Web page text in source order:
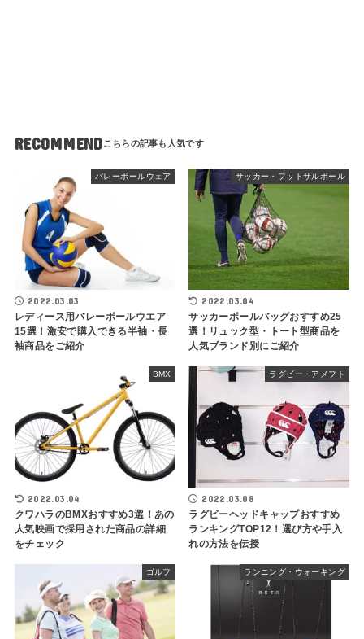
RECOMMEND
バレーボールウェア
2022.03.03
レディース用バレーボールウエア
15選！激安で購入できる半袖・長
袖商品をご紹介
サッカー・フットサルボール
2022.03.04
サッカーボールバッグおすすめ25
選！リュック型・トート型商品を
人気ブランド別にご紹介
BMX
2022.03.04
クワハラのBMXおすすめ3選！あの
人気映画で採用された商品の詳細
をチェック
ラグビー・アメフト
2022.03.08
ラグビーヘッドキャップおすすめ
ランキングTOP12！選び方や手入
れの方法を伝授
ゴルフ ランニング・ウォーキング